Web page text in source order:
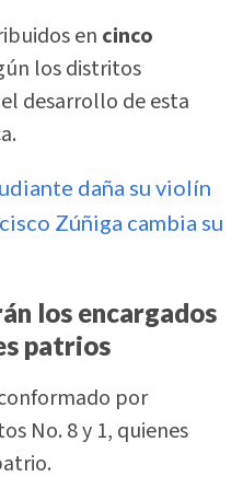
en cinco
los distritos
desarrollo de esta
daña su violín
Zúñiga cambia su
los encargados
patrios
por
No. 8 y 1, quienes